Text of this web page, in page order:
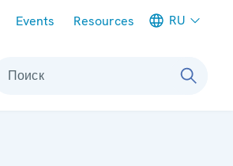
Events Resources RU
Поиск